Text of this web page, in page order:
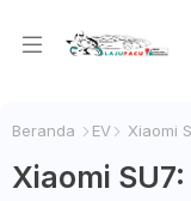
Beranda EV Xiaomi
Xiaomi